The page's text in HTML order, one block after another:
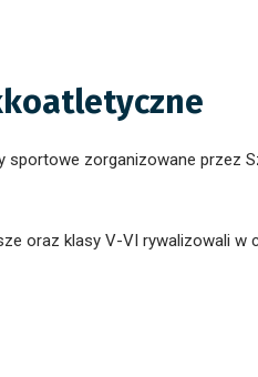
zorganizowane przez
oraz klasy V-VI rywalizowali w